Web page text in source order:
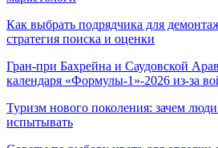
Как выбрать подрядчика для
стратегия поиска и оценки
Гран-при Бахрейна и Саудовской
календаря «Формулы-1»-2026 из-за
Туризм нового поколения: зачем люди
испытывать